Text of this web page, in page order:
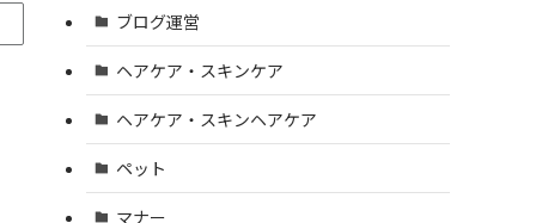
ブログ運営
ヘアケア・スキンケア
ヘアケア・スキンヘアケア
ペット
マナー